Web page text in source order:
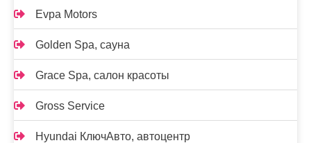
Evpa Motors
Golden Spa, сауна
Grace Spa, салон красоты
Gross Service
Hyundai КлючАвто, автоцентр